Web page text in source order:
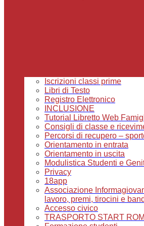
Iscrizioni classi prime
Libri di Testo
Registro Elettronico
INCLUSIONE
Tutorial Libretto Web
Consigli di classe e
Percorsi di recupero –
Orientamento in entrata
Orientamento in uscita
Modulistica Studenti e
Privacy
18app
Associazione
lavoro, premi, tirocini e
Accesso civico
TRASPORTO START